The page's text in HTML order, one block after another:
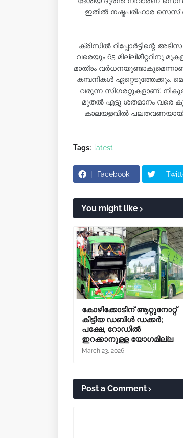
ഇതിൽ നഷ്ടപരിഹാര സെസ്
ക്രിസിൽ റിപ്പോർട്ടിന്റെ
വരെയും 65
മാത്രം
കമ്പനികൾ ഏറ്റെടുത്തേക്കും.
വരുന്ന സിഗരറ്റുകളാണ്.
മുതൽ എട്ടു ശതമാനം വരെ
കാലയളവിൽ പലതവണയായി
Tags: latest
Facebook
You might like
കോഴിക്കോടിന് ആറ്റുനോറ്റ്
കിട്ടിയ ഡബിൾ ഡക്കർ;
പക്ഷേ, റോഡിൽ
ഇറക്കാനുള്ള യോഗമില്ല
March 23, 2026
Post a Comment